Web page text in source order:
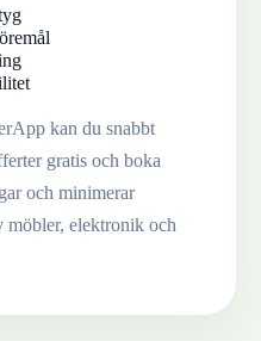
kan du snabbt
gratis och boka
och minimerar
möbler, elektronik och